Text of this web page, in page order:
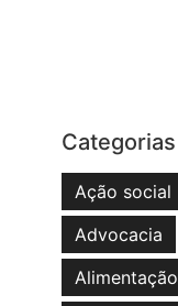
Categorias
Ação social
Advocacia
Alimentação